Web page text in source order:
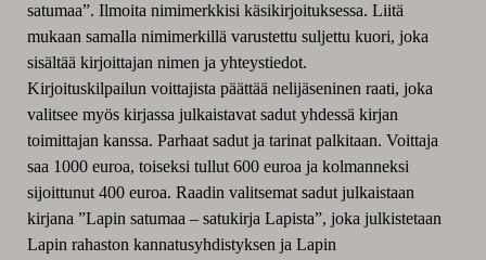
satumaa”. Ilmoita nimimerkkisi käsikirjoituksessa. Liitä
mukaan samalla nimimerkillä varustettu suljettu kuori, joka
sisältää kirjoittajan nimen ja yhteystiedot.
Kirjoituskilpailun voittajista päättää nelijäseninen raati, joka
valitsee myös kirjassa julkaistavat sadut yhdessä kirjan
toimittajan kanssa. Parhaat sadut ja tarinat palkitaan. Voittaja
saa 1000 euroa, toiseksi tullut 600 euroa ja kolmanneksi
sijoittunut 400 euroa. Raadin valitsemat sadut julkaistaan
kirjana ”Lapin satumaa – satukirja Lapista”, joka julkistetaan
Lapin rahaston kannatusyhdistyksen ja Lapin